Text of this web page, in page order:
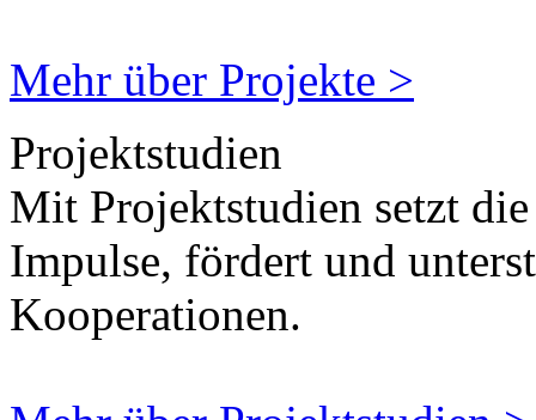
Mehr über Projekte >
Projektstudien
Mit Projektstudien setzt
Impulse, fördert und
Kooperationen.